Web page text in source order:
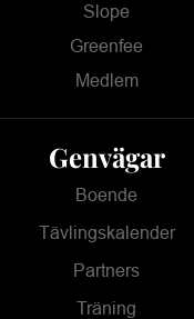
Slope
Greenfee
Medlem
Genvägar
Boende
Tävlingskalender
Partners
Träning